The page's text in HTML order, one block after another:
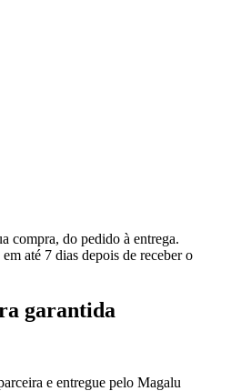
compra, do pedido à entrega.
em até 7 dias depois de receber o
garantida
e entregue pelo Magalu